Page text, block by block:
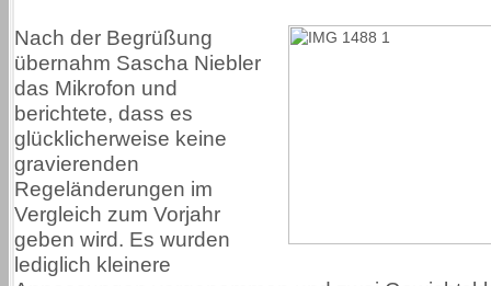
Nach der Begrüßung
übernahm Sascha Niebler
das Mikrofon und
berichtete, dass es
glücklicherweise keine
gravierenden
Regeländerungen im
Vergleich zum Vorjahr
geben wird. Es wurden
lediglich kleinere